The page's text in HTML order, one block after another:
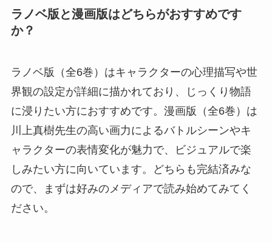
ラノベ版と漫画版はどちらがおすすめです
か？
ラノベ版（全6巻）はキャラクターの心理描写や世
界観の設定が詳細に描かれており、じっくり物語
に浸りたい方におすすめです。漫画版（全6巻）は
川上真樹先生の高い画力によるバトルシーンやキ
ャラクターの表情変化が魅力で、ビジュアルで楽
しみたい方に向いています。どちらも完結済みな
ので、まずは好みのメディアで読み始めてみてく
ださい。